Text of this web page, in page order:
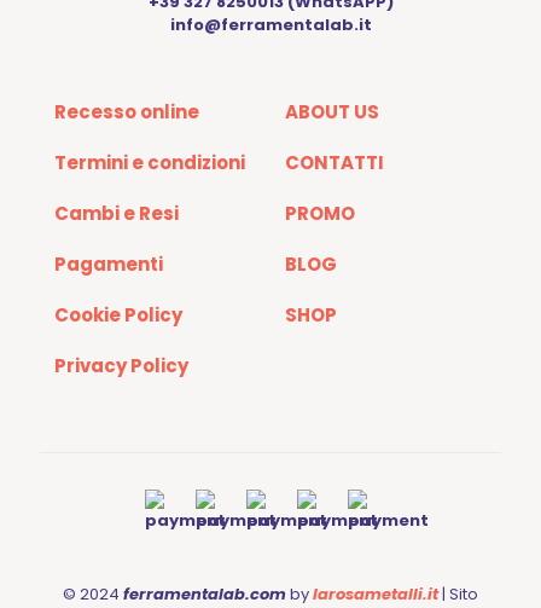
info@ferramentalab.it
Recesso online
Termini e condizioni
Cambi e Resi
Pagamenti
Cookie Policy
Privacy Policy
ABOUT US
CONTATTI
PROMO
BLOG
SHOP
© 2024 ferramentalab.combylarosametalli.it| Sito